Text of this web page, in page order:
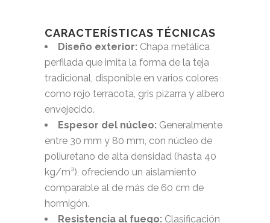
CARACTERÍSTICAS TÉCNICAS
Diseño exterior: Chapa metálica
perfilada que imita la forma de la teja
tradicional, disponible en varios colores
como rojo terracota, gris pizarra y albero
envejecido.
Espesor del núcleo: Generalmente
entre 30 mm y 80 mm, con núcleo de
poliuretano de alta densidad (hasta 40
kg/m³), ofreciendo un aislamiento
comparable al de más de 60 cm de
hormigón.
Resistencia al fuego: Clasificación